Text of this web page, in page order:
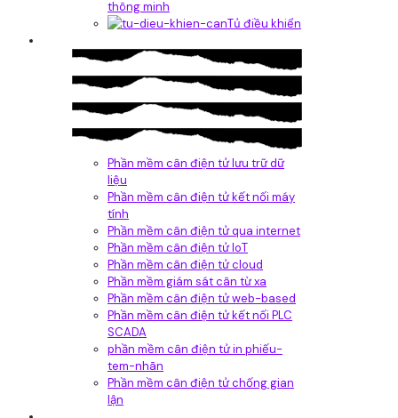
thông minh
Tủ điều khiển
Phần mềm cân điện tử lưu trữ dữ
liệu
Phần mềm cân điện tử kết nối máy
tính
Phần mềm cân điện tử qua internet
Phần mềm cân điện tử IoT
Phần mềm cân điện tử cloud
Phần mềm giám sát cân từ xa
Phần mềm cân điện tử web-based
Phần mềm cân điện tử kết nối PLC
SCADA
phần mềm cân điện tử in phiếu-
tem-nhãn
Phần mềm cân điện tử chống gian
lận